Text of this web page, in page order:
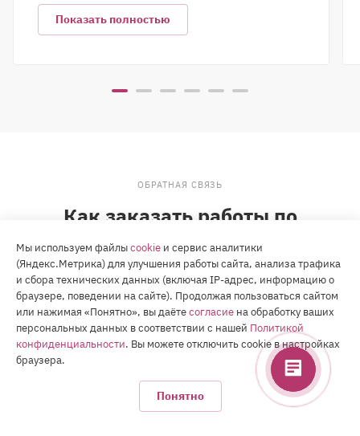
Показать полностью
ОБРАТНАЯ СВЯЗЬ
Как заказать работы по
настройке CRM
Свяжитесь с нами:
По телефонув Тольятти:+7 8482 65-12-25
Самаре:+7 846 300-25-55
Москве:+7 495 134-11-55
По электронной почте:
info@ru-master.ru
Через онлайн консультант.
Мы используем файлыcookie и сервис аналитики
(Яндекс.Метрика) для улучшения работы сайта, анализа трафика
и сбора технических данных (включая IP-адрес, информацию о
браузере, поведении на сайте). Продолжая пользоваться сайтом
или нажимая «Понятно», вы даётесогласие на обработку ваших
персональных данных в соответствии с нашей Политикой
конфиденциальности. Вы можете отключить cookie в настройках
браузера.
Понятно